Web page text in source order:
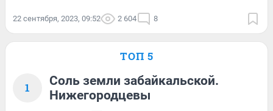
22 сентября, 2023, 09:52 2 604 8
ТОП 5
1
Соль земли забайкальской.
Нижегородцевы